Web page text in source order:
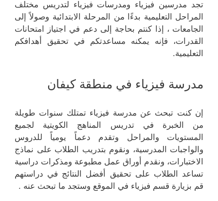
تجد مدرسين فيزياء ومدرسات فيزياء لتدريس مختلف
المراحل التعليمية بدءًا من المرحلة الابتدائية وصولاً إلى
الجامعات ، إذا كنتم بحاجة إلى دعم في اجتياز امتحانات
القدرات، فإنه يمكنه مساعدتكم في تحقيق أهدافكم
التعليمية.
مدرسة فيزياء في منطقة كيفان
إن كنت تبحث عن مدرسة فيزياء تمتلك سنوات طويلة
من الخبرة في تدريس المناهج الكويتية لجميع
المستويات والمراحل وتقدم دعماً يومياً للدروس
والواجبات المدرسية، ونقوم بتدريب الطلاب على نماذج
الاختبارات، ونقدم أوراق عمل مطبوعة ومذكرات دراسية
تساعد الطلاب على تحقيق أفضل النتائج في دراستهم
قم بزيارة قسم فيزياء في الموقع وستجد ما تبحث عنه .